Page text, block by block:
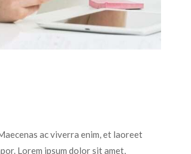
ac viverra enim, et laoreet
Lorem ipsum dolor sit amet,